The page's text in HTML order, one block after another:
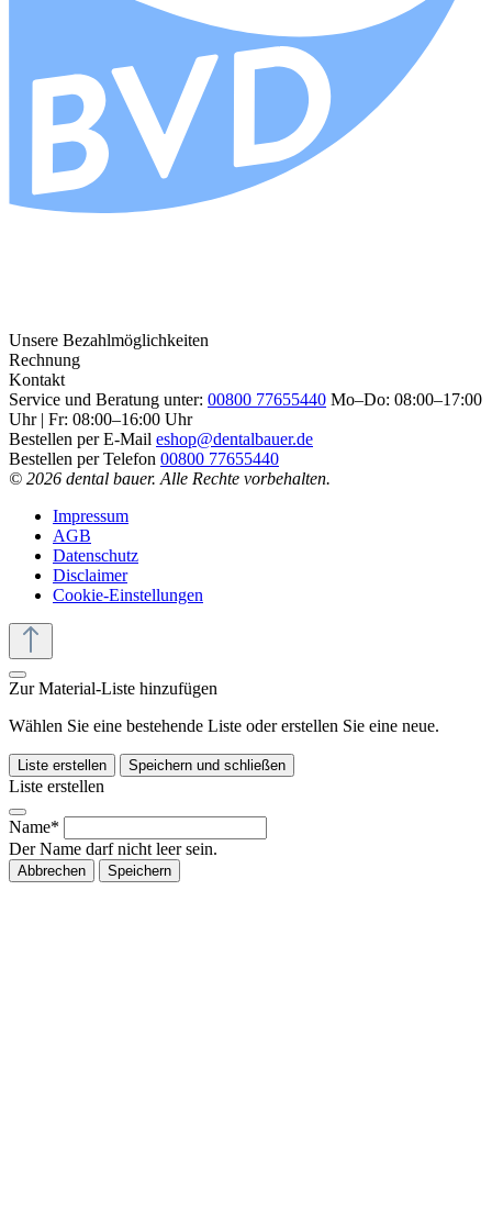
Unsere Bezahlmöglichkeiten
Rechnung
Kontakt
Service und Beratung unter: 00800 77655440 Mo–Do: 08:00–17:00
Uhr | Fr: 08:00–16:00 Uhr
Bestellen per E-Mail eshop@dentalbauer.de
Bestellen per Telefon 00800 77655440
© 2026 dental bauer. Alle Rechte vorbehalten.
Impressum
AGB
Datenschutz
Disclaimer
Cookie-Einstellungen
Zur Material-Liste hinzufügen
Wählen Sie eine bestehende Liste oder erstellen Sie eine neue.
Liste erstellen Speichern und schließen
Liste erstellen
Name*
Der Name darf nicht leer sein.
Abbrechen Speichern